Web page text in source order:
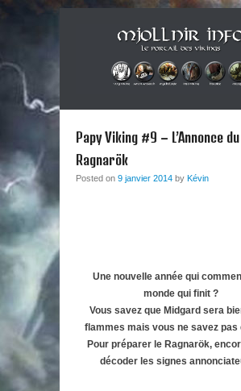
Mjollnir Info : le
Vikings !
Musique métal et culture scandinave,
Berzerker ! Alors si vous vous sentez
Thor aux cheveux longs et à la
pour vous !
Papy Viking #9 – L’Annonce du
Ragnarök
Posted on 9 janvier 2014 by Kévin
Une nouvelle année qui
monde qui finit ?
Vous savez que Midgard sera
flammes mais vous ne savez pas
Pour préparer le Ragnarök,
décoder les signes